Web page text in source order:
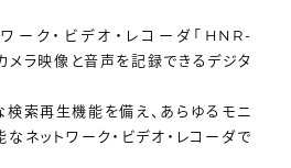
ーク・ビデオ・レコーダ「HNR-
ラ映像と音声を記録できるデジタ
索再生機能を備え、あらゆるモニ
ネットワーク・ビデオ・レコーダで